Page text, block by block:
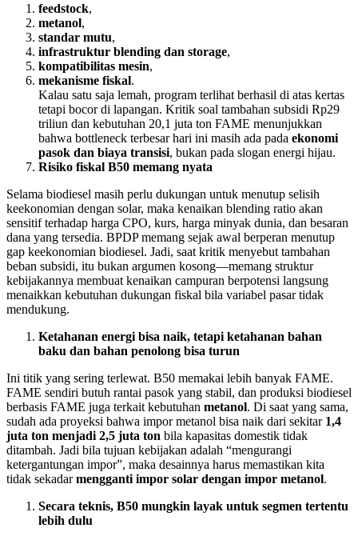
feedstock,
metanol,
standar mutu,
infrastruktur blending dan storage,
kompatibilitas mesin,
mekanisme fiskal.
Kalau satu saja lemah, program terlihat berhasil di atas kertas
tetapi bocor di lapangan. Kritik soal tambahan subsidi Rp29
triliun dan kebutuhan 20,1 juta ton FAME menunjukkan
bahwa bottleneck terbesar hari ini masih ada pada ekonomi
pasok dan biaya transisi, bukan pada slogan energi hijau.
Risiko fiskal B50 memang nyata
Selama biodiesel masih perlu dukungan untuk menutup selisih
keekonomian dengan solar, maka kenaikan blending ratio akan
sensitif terhadap harga CPO, kurs, harga minyak dunia, dan besaran
dana yang tersedia. BPDP memang sejak awal berperan menutup
gap keekonomian biodiesel. Jadi, saat kritik menyebut tambahan
beban subsidi, itu bukan argumen kosong—memang struktur
kebijakannya membuat kenaikan campuran berpotensi langsung
menaikkan kebutuhan dukungan fiskal bila variabel pasar tidak
mendukung.
Ketahanan energi bisa naik, tetapi ketahanan bahan
baku dan bahan penolong bisa turun
Ini titik yang sering terlewat. B50 memakai lebih banyak FAME.
FAME sendiri butuh rantai pasok yang stabil, dan produksi biodiesel
berbasis FAME juga terkait kebutuhan metanol. Di saat yang sama,
sudah ada proyeksi bahwa impor metanol bisa naik dari sekitar 1,4
juta ton menjadi 2,5 juta ton bila kapasitas domestik tidak
ditambah. Jadi bila tujuan kebijakan adalah “mengurangi
ketergantungan impor”, maka desainnya harus memastikan kita
tidak sekadarmengganti impor solar dengan impor metanol.
Secara teknis, B50 mungkin layak untuk segmen tertentu
lebih dulu